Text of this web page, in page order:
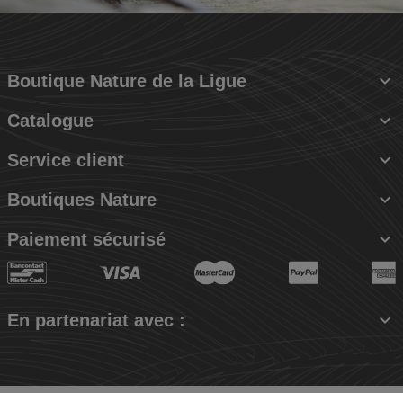
Boutique Nature de la Ligue 
Catalogue 
Service client 
Boutiques Nature 
Paiement sécurisé 
En partenariat avec : 